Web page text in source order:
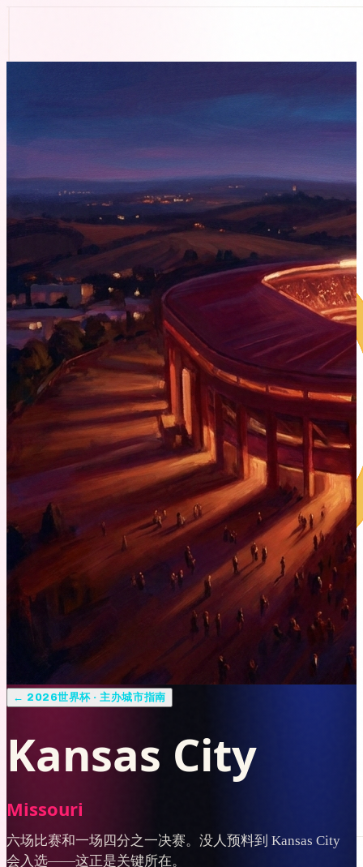
规划预订打包 签证与证件落地之后预算 浏览全部
← 2026世界杯 · 主办城市指南
Kansas City
Missouri
六场比赛和一场四分之一决赛。没人预料到 Kansas City
会入选——这正是关键所在。